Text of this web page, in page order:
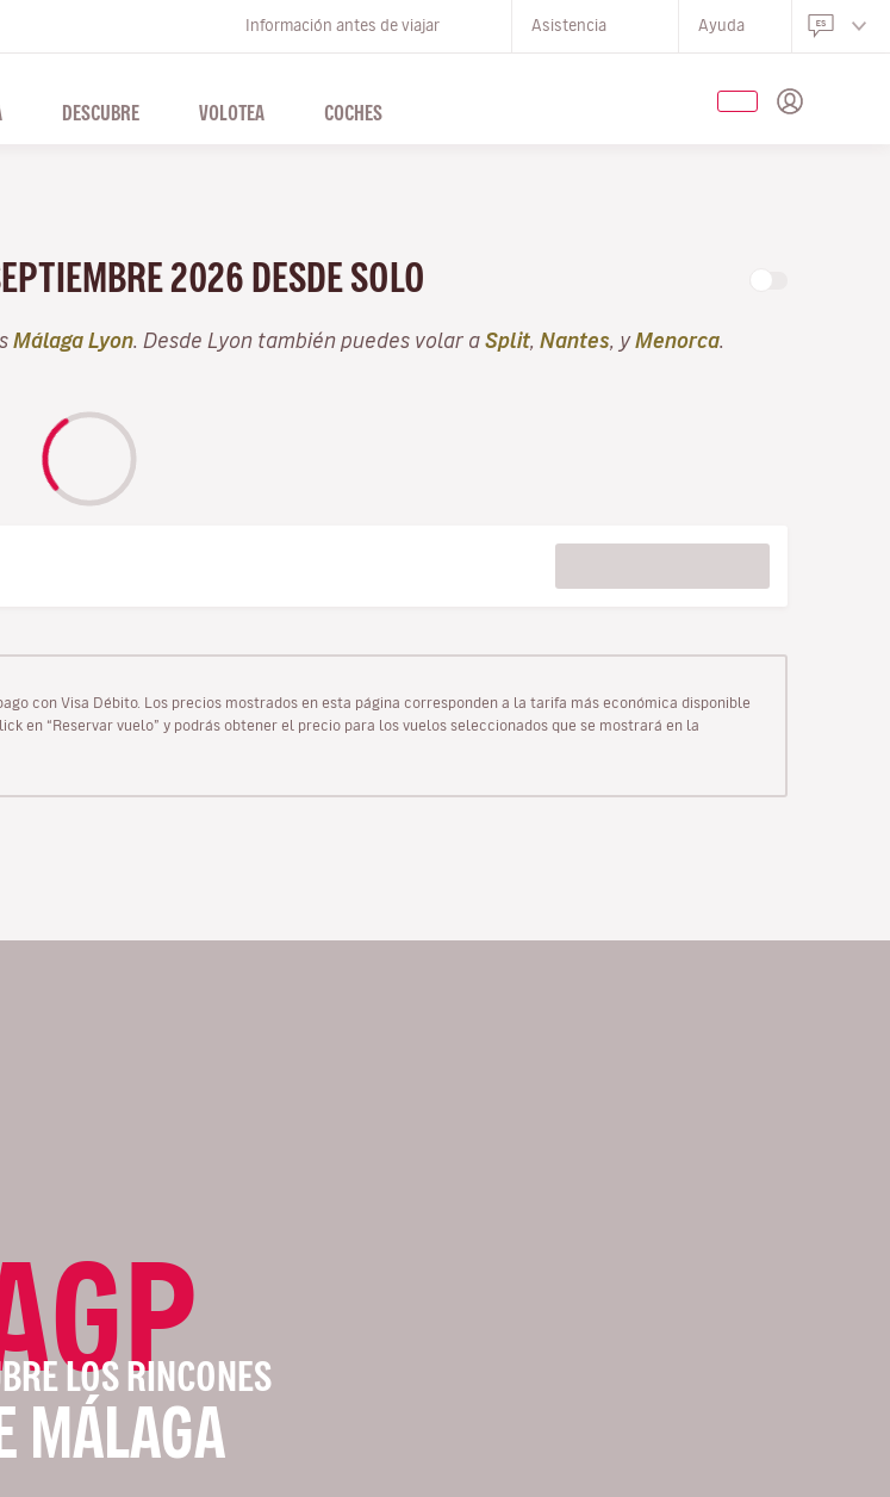
Información antes de viajar Asistencia Ayuda
DESCUBRE VOLOTEA COCHES
2026 DESDE SOLO
Málaga Lyon . Desde Lyon también puedes volar a Split Nantes , yMenorca
con Visa Débito. Los precios mostrados en esta página corresponden a la tarifa más económica disponible
en “Reservar vuelo” y podrás obtener el precio para los vuelos seleccionados que se mostrará en la
LOS RINCONES
MÁLAGA